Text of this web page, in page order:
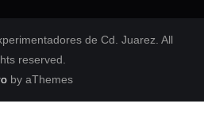
de Cd. Juarez. All
reserved.
by aThemes